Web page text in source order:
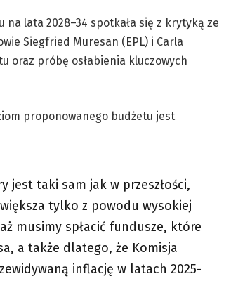
lata 2028–34 spotkała się z krytyką ze
Siegfried Muresan (EPL) i Carla
oraz próbę osłabienia kluczowych
proponowanego budżetu jest
jest taki sam jak w przeszłości,
tylko z powodu wysokiej
musimy spłacić fundusze, które
a także dlatego, że Komisja
inflację w latach 2025-